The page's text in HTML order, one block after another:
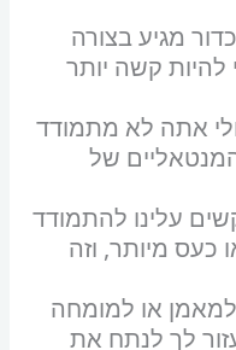
מגיע בצורה
להיות קשה יותר
אתה לא מתמודד
של
עלינו להתמודד
מיותר, וזה
או למומחה
לך לנתח את